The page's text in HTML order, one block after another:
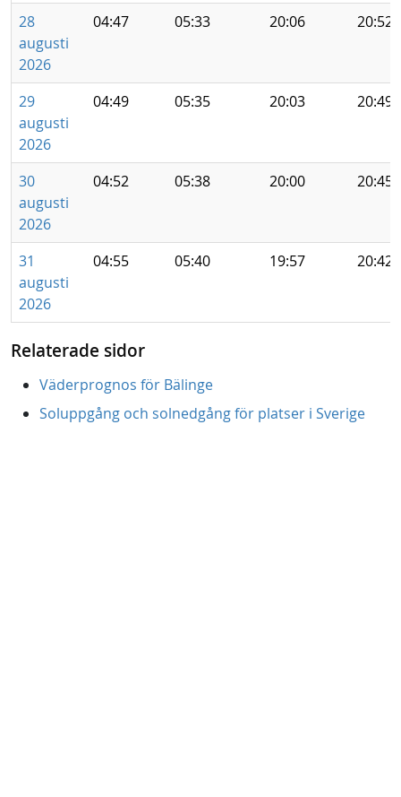
28
augusti
2026
04:47 05:33 20:06 20:52
29
augusti
2026
04:49 05:35 20:03 20:49
30
augusti
2026
04:52 05:38 20:00 20:45
31
augusti
2026
04:55 05:40 19:57 20:42
Relaterade sidor
Väderprognos för Bälinge
Soluppgång och solnedgång för platser i Sverige